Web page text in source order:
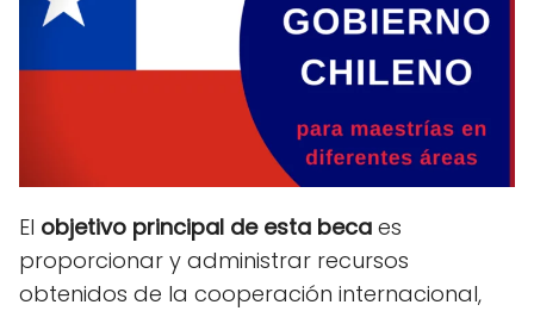
El objetivo principal de esta beca es
proporcionar y administrar recursos
obtenidos de la cooperación internacional,